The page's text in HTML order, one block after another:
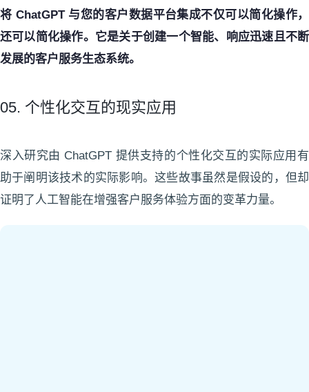
将 ChatGPT 与您的客户数据平台集成不仅可以简化操作，
还可以简化操作。它是关于创建一个智能、响应迅速且不断
发展的客户服务生态系统。
05. 个性化交互的现实应用
深入研究由 ChatGPT 提供支持的个性化交互的实际应用有
助于阐明该技术的实际影响。这些故事虽然是假设的，但却
证明了人工智能在增强客户服务体验方面的变革力量。